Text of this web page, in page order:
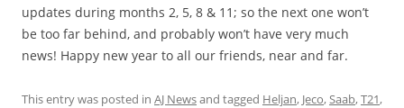
updates during months 2, 5, 8 & 11; so the next one won’t
be too far behind, and probably won’t have very much
news! Happy new year to all our friends, near and far.
This entry was posted in AJ Newsand tagged Heljan, Jeco,Saab,T21,